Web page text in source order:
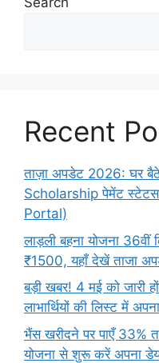
Recent
ताज़ा अपडेट 2026: घर
Scholarship पेमेंट
Portal)
लाड़ली बहना योजना
₹1500, यहाँ देखें ताजा
बड़ी खबर! 4 मई को जारी
लाभार्थियों की लिस्ट में
भैंस खरीदने पर पाएँ 33%
योजना से शुरू करें अपना